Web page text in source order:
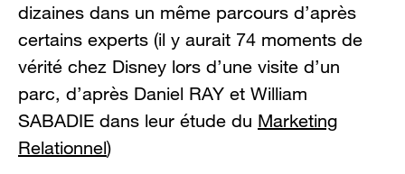
dizaines dans un même parcours d’après
certains experts (il y aurait 74 moments de
vérité chez Disney lors d’une visite d’un
parc, d’après Daniel RAY et William
SABADIE dans leur étude du Marketing
Relationnel)